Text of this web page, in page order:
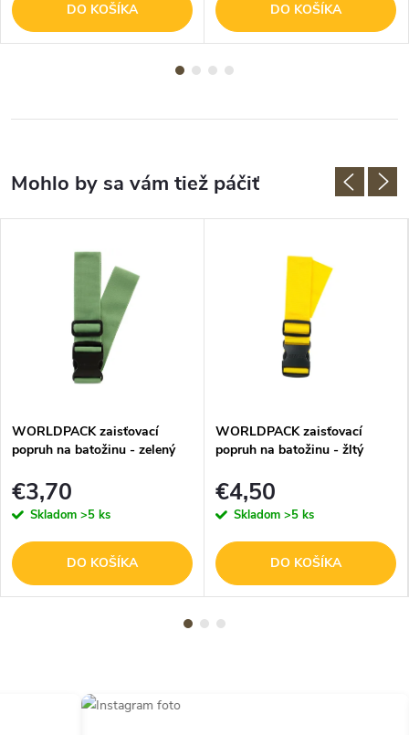
DO KOŠÍKA DO KOŠÍKA
WORLDPACK zaisťovací
popruh na batožinu - zelený
€3,70
Skladom >5 ks
DO KOŠÍKA
WORLDPACK zaisťovací
popruh na batožinu - žltý
€4,50
Skladom >5 ks
DO KOŠÍKA